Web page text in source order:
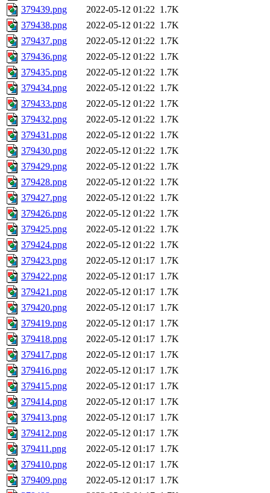
379439.png
2022-05-12 01:22 1.7K
379438.png
2022-05-12 01:22 1.7K
379437.png
2022-05-12 01:22 1.7K
379436.png
2022-05-12 01:22 1.7K
379435.png
2022-05-12 01:22 1.7K
379434.png
2022-05-12 01:22 1.7K
379433.png
2022-05-12 01:22 1.7K
379432.png
2022-05-12 01:22 1.7K
379431.png
2022-05-12 01:22 1.7K
379430.png
2022-05-12 01:22 1.7K
379429.png
2022-05-12 01:22 1.7K
379428.png
2022-05-12 01:22 1.7K
379427.png
2022-05-12 01:22 1.7K
379426.png
2022-05-12 01:22 1.7K
379425.png
2022-05-12 01:22 1.7K
379424.png
2022-05-12 01:22 1.7K
379423.png
2022-05-12 01:17 1.7K
379422.png
2022-05-12 01:17 1.7K
379421.png
2022-05-12 01:17 1.7K
379420.png
2022-05-12 01:17 1.7K
379419.png
2022-05-12 01:17 1.7K
379418.png
2022-05-12 01:17 1.7K
379417.png
2022-05-12 01:17 1.7K
379416.png
2022-05-12 01:17 1.7K
379415.png
2022-05-12 01:17 1.7K
379414.png
2022-05-12 01:17 1.7K
379413.png
2022-05-12 01:17 1.7K
379412.png
2022-05-12 01:17 1.7K
379411.png
2022-05-12 01:17 1.7K
379410.png
2022-05-12 01:17 1.7K
379409.png
2022-05-12 01:17 1.7K